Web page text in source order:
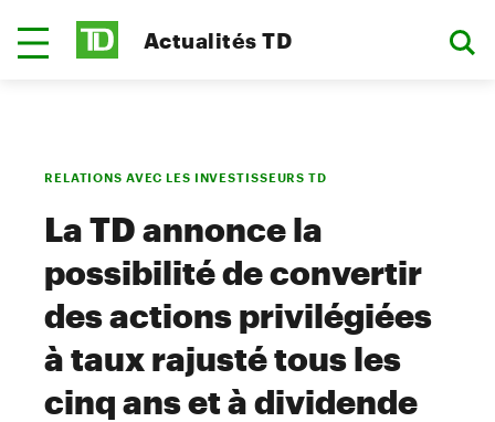
Actualités TD
RELATIONS AVEC LES INVESTISSEURS TD
La TD annonce la
possibilité de convertir
des actions privilégiées
à taux rajusté tous les
cinq ans et à dividende